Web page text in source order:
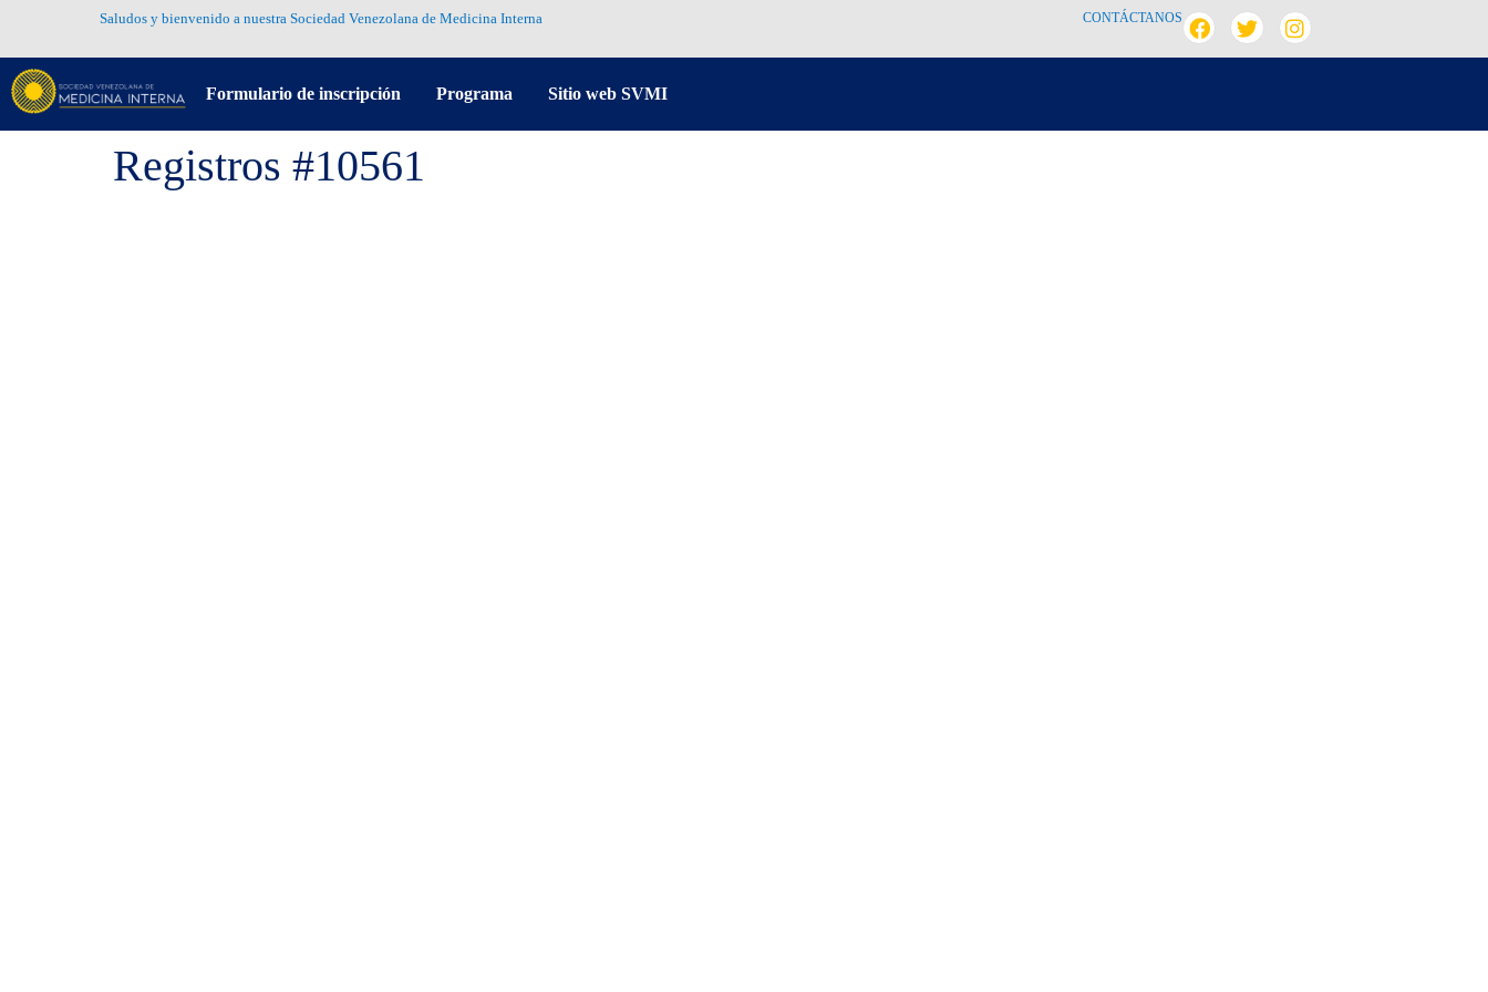
Saludos y bienvenido a nuestra Sociedad Venezolana de Medicina Interna CONTÁCTANOS
Formulario de inscripción Programa Sitio web SVMI
Registros #10561